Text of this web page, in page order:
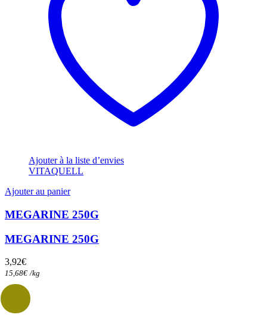
Ajouter à la liste d’envies
VITAQUELL
Ajouter au panier
MEGARINE 250G
MEGARINE 250G
3,92€
15,68€ /kg